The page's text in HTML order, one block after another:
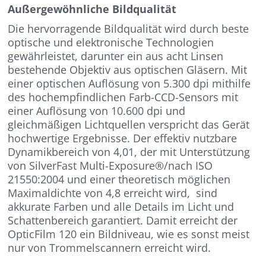
Außergewöhnliche Bildqualität
Die hervorragende Bildqualität wird durch beste
optische und elektronische Technologien
gewährleistet, darunter ein aus acht Linsen
bestehende Objektiv aus optischen Gläsern. Mit
einer optischen Auflösung von 5.300 dpi mithilfe
des hochempfindlichen Farb-CCD-Sensors mit
einer Auflösung von 10.600 dpi und
gleichmäßigen Lichtquellen verspricht das Gerät
hochwertige Ergebnisse. Der effektiv nutzbare
Dynamikbereich von 4,01, der mit Unterstützung
von SilverFast Multi-Exposure®/nach ISO
21550:2004 und einer theoretisch möglichen
Maximaldichte von 4,8 erreicht wird, sind
akkurate Farben und alle Details im Licht und
Schattenbereich garantiert. Damit erreicht der
OpticFilm 120 ein Bildniveau, wie es sonst meist
nur von Trommelscannern erreicht wird.